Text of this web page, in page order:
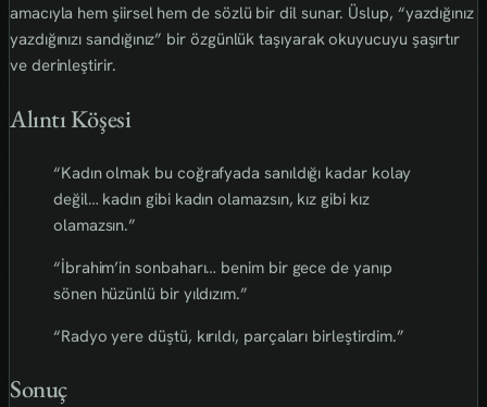
amacıyla hem şiirsel hem de sözlü bir dil sunar. Üslup, “yazdığınız
yazdığınızı sandığınız” bir özgünlük taşıyarak okuyucuyu şaşırtır
ve derinleştirir.
Alıntı Köşesi
“Kadın olmak bu coğrafyada sanıldığı kadar kolay
değil… kadın gibi kadın olamazsın, kız gibi kız
olamazsın.”
“İbrahim’in sonbaharı… benim bir gece de yanıp
sönen hüzünlü bir yıldızım.”
“Radyo yere düştü, kırıldı, parçaları birleştirdim.”
Sonuç